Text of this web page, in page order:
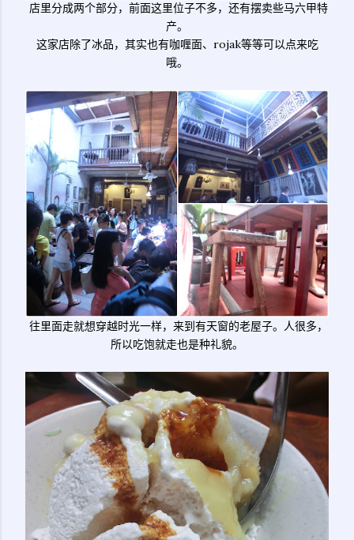
店里分成两个部分，前面这里位子不多，还有摆卖些马六甲特
产。
这家店除了冰品，其实也有咖喱面、rojak等等可以点来吃
哦。
往里面走就想穿越时光一样，来到有天窗的老屋子。人很多，
所以吃饱就走也是种礼貌。